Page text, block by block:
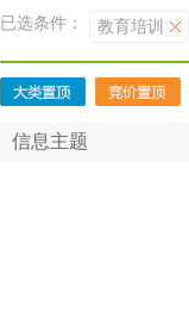
已选条件： 教育培训
信息主题